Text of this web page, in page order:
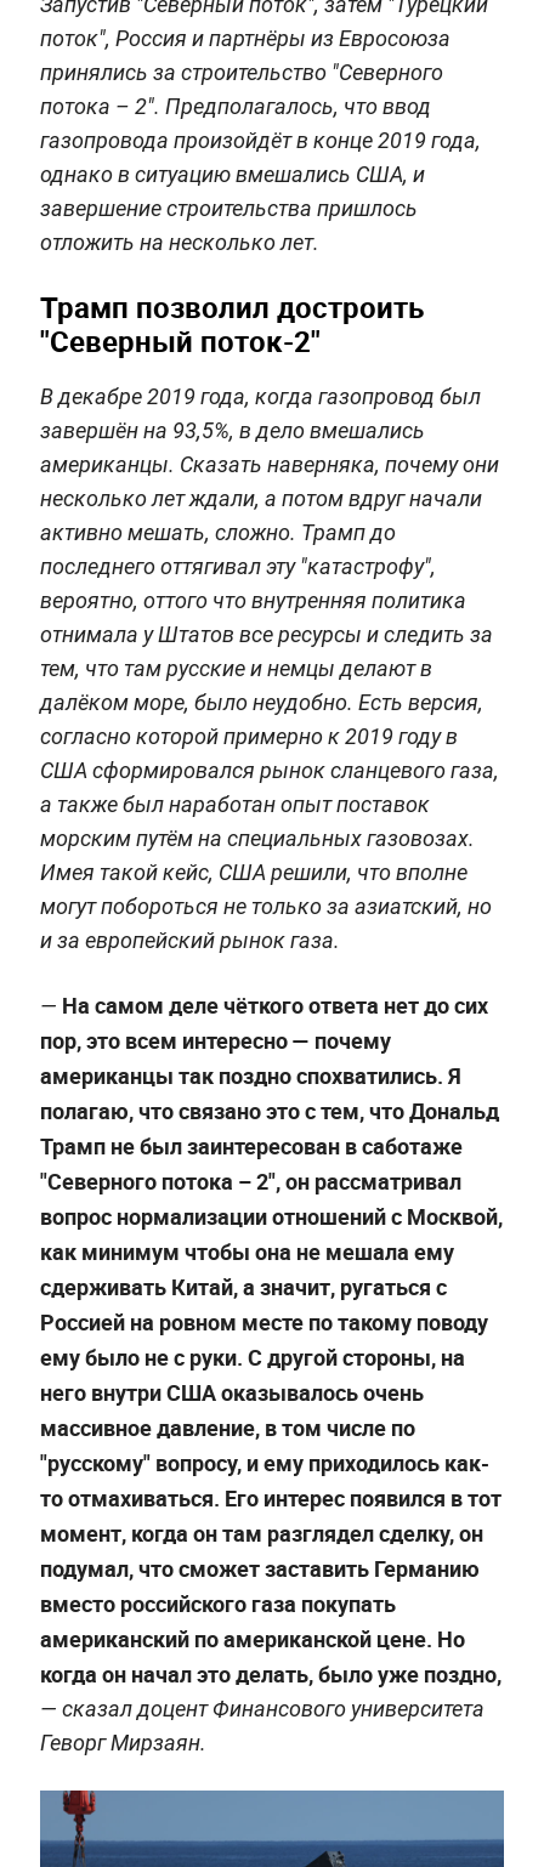
поток", Россия и партнёры из Евросоюза
принялись за строительство "Северного
потока – 2". Предполагалось, что ввод
газопровода произойдёт в конце 2019 года,
однако в ситуацию вмешались США, и
завершение строительства пришлось
отложить на несколько лет.
Трамп позволил достроить
"Северный поток-2"
В декабре 2019 года, когда газопровод был
завершён на 93,5%, в дело вмешались
американцы. Сказать наверняка, почему они
несколько лет ждали, а потом вдруг начали
активно мешать, сложно. Трамп до
последнего оттягивал эту "катастрофу",
вероятно, оттого что внутренняя политика
отнимала у Штатов все ресурсы и следить за
тем, что там русские и немцы делают в
далёком море, было неудобно. Есть версия,
согласно которой примерно к 2019 году в
США сформировался рынок сланцевого газа,
а также был наработан опыт поставок
морским путём на специальных газовозах.
Имея такой кейс, США решили, что вполне
могут побороться не только за азиатский, но
и за европейский рынок газа.
— На самом деле чёткого ответа нет до сих
пор, это всем интересно — почему
американцы так поздно спохватились. Я
полагаю, что связано это с тем, что Дональд
Трамп не был заинтересован в саботаже
"Северного потока –2", он рассматривал
вопрос нормализации отношений с Москвой,
как минимум чтобы она не мешала ему
сдерживать Китай, а значит, ругаться с
Россией на ровном месте по такому поводу
ему было не с руки. С другой стороны, на
него внутри США оказывалось очень
массивное давление, в том числе по
"русскому" вопросу, и ему приходилось как-
то отмахиваться. Его интерес появился в тот
момент, когда он там разглядел сделку, он
подумал, что сможет заставить Германию
вместо российского газа покупать
американский по американской цене. Но
когда он начал это делать, было уже поздно,
— сказал доцент Финансового университета
Геворг Мирзаян.